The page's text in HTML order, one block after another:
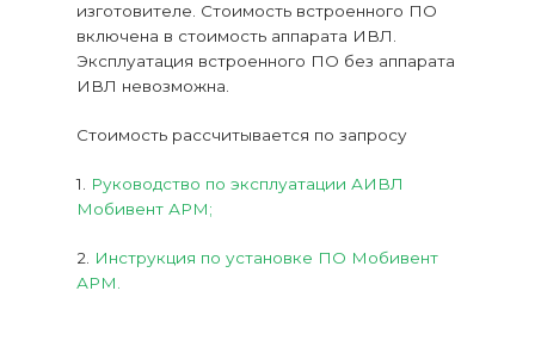
изготовителе. Стоимость встроенного ПО
включена в стоимость аппарата ИВЛ.
Эксплуатация встроенного ПО без аппарата
ИВЛ невозможна.
Стоимость рассчитывается по запросу
1.
Руководство по эксплуатации АИВЛ
Мобивент АРМ;
2.
Инструкция по установке ПО Мобивент
АРМ.